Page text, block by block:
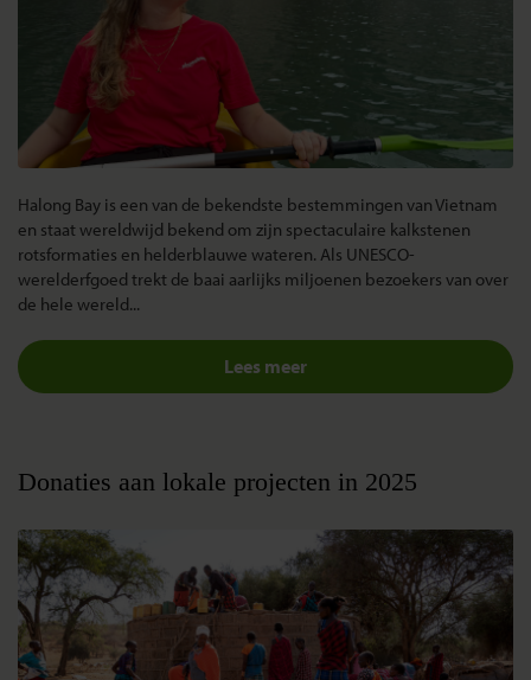
Halong Bay is een van de bekendste bestemmingen van Vietnam
en staat wereldwijd bekend om zijn spectaculaire kalkstenen
rotsformaties en helderblauwe wateren. Als UNESCO-
werelderfgoed trekt de baai aarlijks miljoenen bezoekers van over
de hele wereld...
Lees meer
Donaties aan lokale projecten in 2025